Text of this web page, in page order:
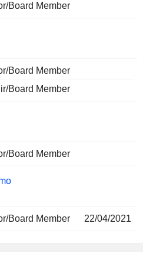
Board Member
Board Member
Board Member
Board Member
Board Member 22/04/2021